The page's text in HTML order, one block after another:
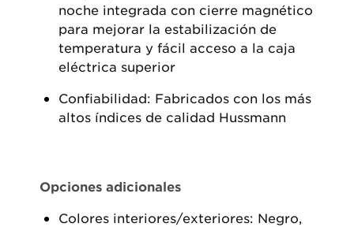
noche integrada con cierre magnético
para mejorar la estabilización de
temperatura y fácil acceso a la caja
eléctrica superior
Confiabilidad: Fabricados con los más
altos índices de calidad Hussmann
Opciones adicionales
Colores interiores/exteriores: Negro,